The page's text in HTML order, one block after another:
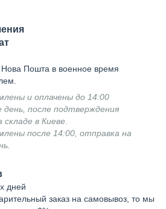
Нова Пошта в военное время
и оплачены до 14:00
после подтверждения
в Киеве.
после 14:00, отправка на
дней
заказ на самовывоз, то мы